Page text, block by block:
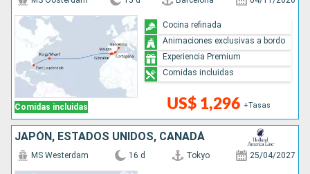
Comidas incluidas US$ 1,296 +Tasas
Cocina refinada
Animaciones exclusivas a bordo
Experiencia Premium
Comidas incluidas
JAPÓN, ESTADOS UNIDOS, CANADÁ
MS Westerdam 16 d Tokyo 25/04/2027